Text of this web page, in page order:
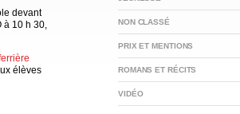
devant
à 10 h 30,
élèves
NON CLASSÉ
PRIX ET MENTIONS
ROMANS ET RÉCITS
VIDÉO